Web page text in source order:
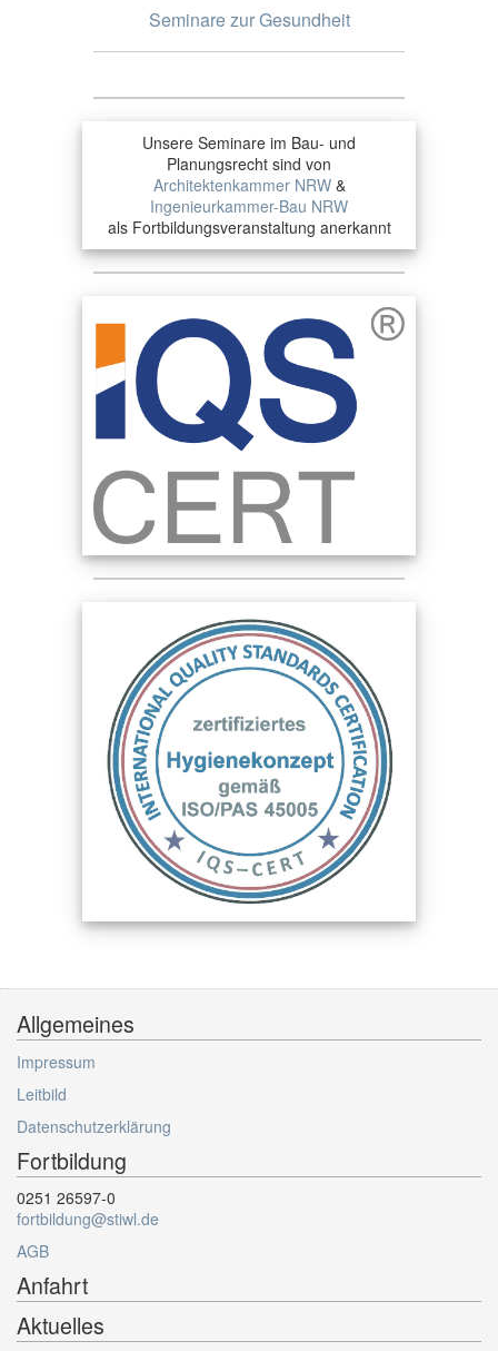
Seminare zur Gesundheit
Unsere Seminare im Bau- und
Planungsrecht sind von
Architektenkammer NRW&
Ingenieurkammer-Bau NRW
als Fortbildungsveranstaltung anerkannt
Allgemeines
Impressum
Leitbild
Datenschutzerklärung
Fortbildung
0251 26597-0
fortbildung@stiwl.de
AGB
Anfahrt
Aktuelles